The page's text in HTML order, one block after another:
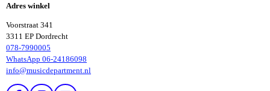
N
N
Adres winkel
Voorstraat 341
3311 EP Dordrecht
078-7990005
WhatsApp 06-24186098
info@musicdepartment.nl